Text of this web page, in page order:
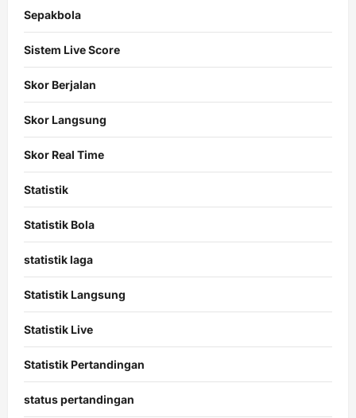
Sepakbola
Sistem Live Score
Skor Berjalan
Skor Langsung
Skor Real Time
Statistik
Statistik Bola
statistik laga
Statistik Langsung
Statistik Live
Statistik Pertandingan
status pertandingan